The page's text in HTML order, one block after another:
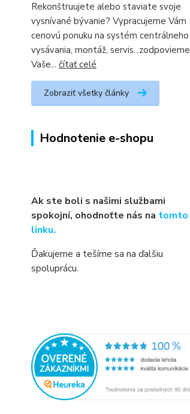
Rekonštruujete alebo staviate svoje
vysnívané bývanie? Vypracujeme Vám
cenovú ponuku na systém centrálneho
vysávania, montáž, servis...zodpovieme
Vaše... čítať celé
Zobraziť všetky články
Hodnotenie e-shopu
Ak ste boli s našimi službami
spokojní, ohodnoťte nás na tomto
linku.
Ďakujeme a tešíme sa na ďalšiu
spoluprácu.